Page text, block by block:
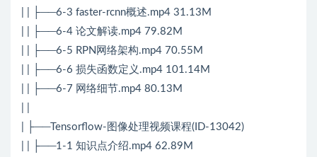
| | ├──6-3 faster-rcnn概述.mp4 31.13M
| | ├──6-4 论文解读.mp4 79.82M
| | ├──6-5 RPN网络架构.mp4 70.55M
| | ├──6-6 损失函数定义.mp4 101.14M
| | ├──6-7 网络细节.mp4 80.13M
| ├──Tensorflow-图像处理视频课程(ID-13042)
| | ├──1-1 知识点介绍.mp4 62.89M